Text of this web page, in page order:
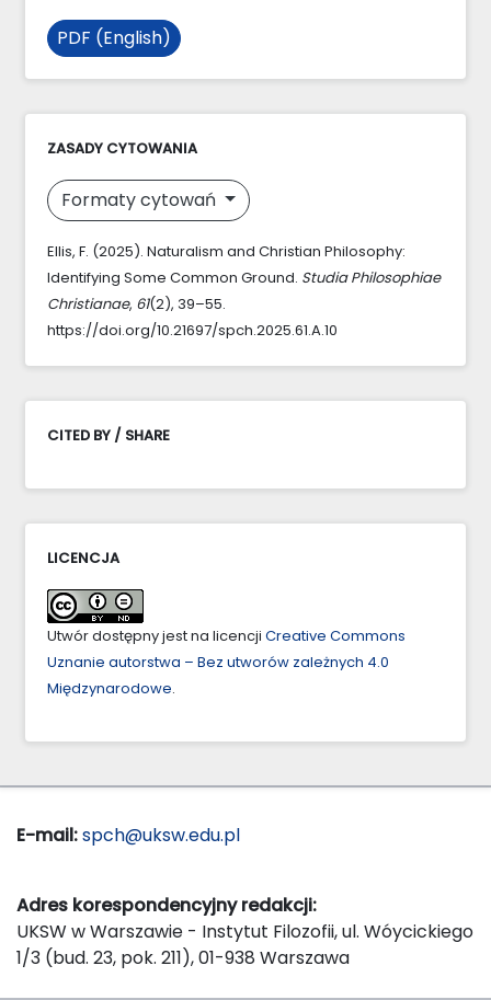
PDF (English)
ZASADY CYTOWANIA
Formaty cytowań
Ellis, F. (2025). Naturalism and Christian Philosophy:
Identifying Some Common Ground. Studia Philosophiae
Christianae, 61(2), 39–55.
https://doi.org/10.21697/spch.2025.61.A.10
CITED BY / SHARE
LICENCJA
Utwór dostępny jest na licencji Creative Commons
Uznanie autorstwa – Bez utworów zależnych 4.0
Międzynarodowe.
E-mail:spch@uksw.edu.pl
Adres korespondencyjny redakcji:
UKSW w Warszawie - Instytut Filozofii, ul. Wóycickiego
1/3 (bud. 23, pok. 211), 01-938 Warszawa